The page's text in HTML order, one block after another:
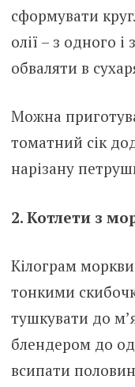
сформувати
олії – з одного
обваляти в
Можна
томатний сік
нарізану
2. Котлети з
Кілограм
тонкими
тушкувати до
блендером до
всипати